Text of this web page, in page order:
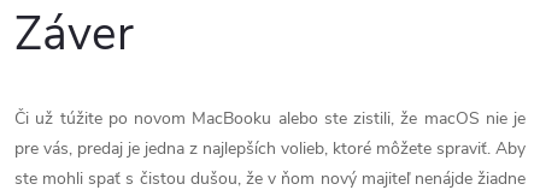
Záver
Či už túžite po novom MacBooku alebo ste zistili, že macOS nie je
pre vás, predaj je jedna z najlepších volieb, ktoré môžete spraviť. Aby
ste mohli spať s čistou dušou, že v ňom nový majiteľ nenájde žiadne